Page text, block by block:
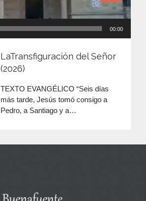
00:00
LaTransfiguración del Señor
(2026)
TEXTO EVANGÉLICO “Seis días
más tarde, Jesús tomó consigo a
Pedro, a Santiago y a…